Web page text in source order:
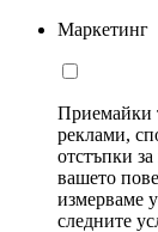
Маркетинг
Приемайки
реклами,
отстъпки
вашето
измерваме
следните